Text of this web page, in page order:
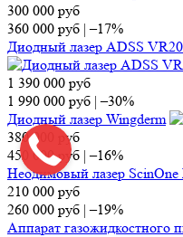
300 000 руб
360 000 руб |–17%
Диодный лазер ADSS
1 390 000 руб
1 990 000 руб |–30%
Диодный лазер Wingderm
380 000
руб
450 000руб |–16%
Неодимовый лазер ScinOne
210 000 руб
260 000 руб |–19%
Аппарат газожидкостного